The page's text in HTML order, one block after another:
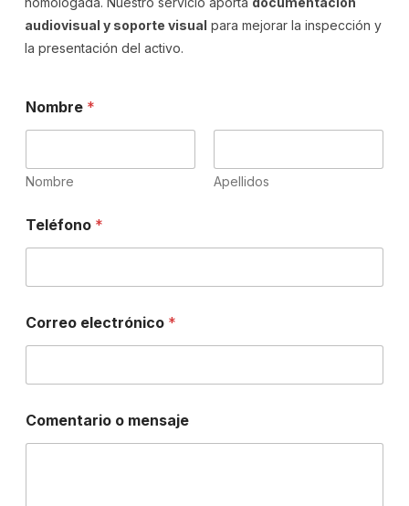
audiovisual y soporte visual para mejorar la inspección y
la presentación del activo.
N
o
r
e
t
ó
i
o
Nombre *
Nombre Apellidos
Teléfono *
Correo electrónico *
Comentario o mensaje